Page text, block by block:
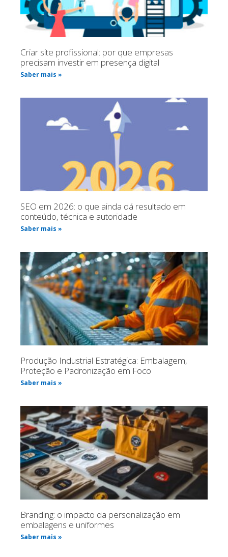
Criar site profissional: por que empresas
precisam investir em presença digital
Saber mais »
SEO em 2026: o que ainda dá resultado em
conteúdo, técnica e autoridade
Saber mais »
Produção Industrial Estratégica: Embalagem,
Proteção e Padronização em Foco
Saber mais »
Branding: o impacto da personalização em
embalagens e uniformes
Saber mais »